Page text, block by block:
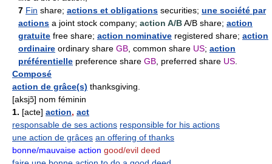
7 Fin share; actions et obligations securities; une société par
actions a joint stock company; action A/BA/B share; action
gratuite free share; action nominative registered share; action
ordinaire ordinary share GB, common share US; action
préférentielle preference share GB, preferred share US.
Composé
action de grâce(s) thanksgiving.
[aksjɔ̃] nom féminin
1. [acte] action, act
responsable de ses actions responsible for his actions
une action de grâces an offering of thanks
bonne/mauvaise action good/evil deed